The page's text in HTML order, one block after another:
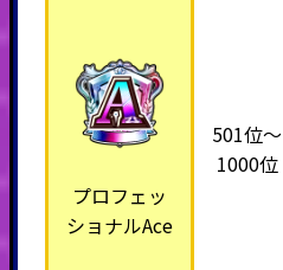
プロフェッ
ショナルAce
501位～
1000位